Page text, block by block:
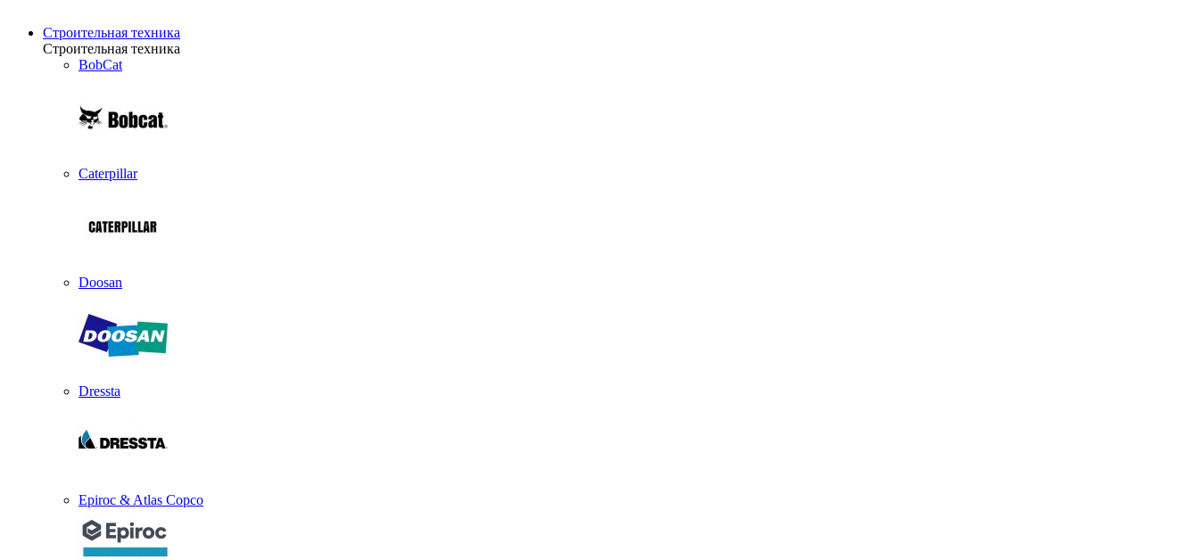
Строительная техника
Строительная техника
BobCat
Caterpillar
Doosan
Dressta
Epiroc & Atlas Copco